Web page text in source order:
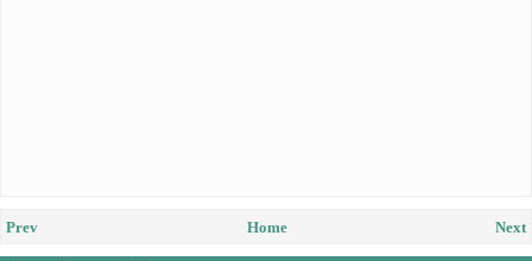
Next
Prev Home